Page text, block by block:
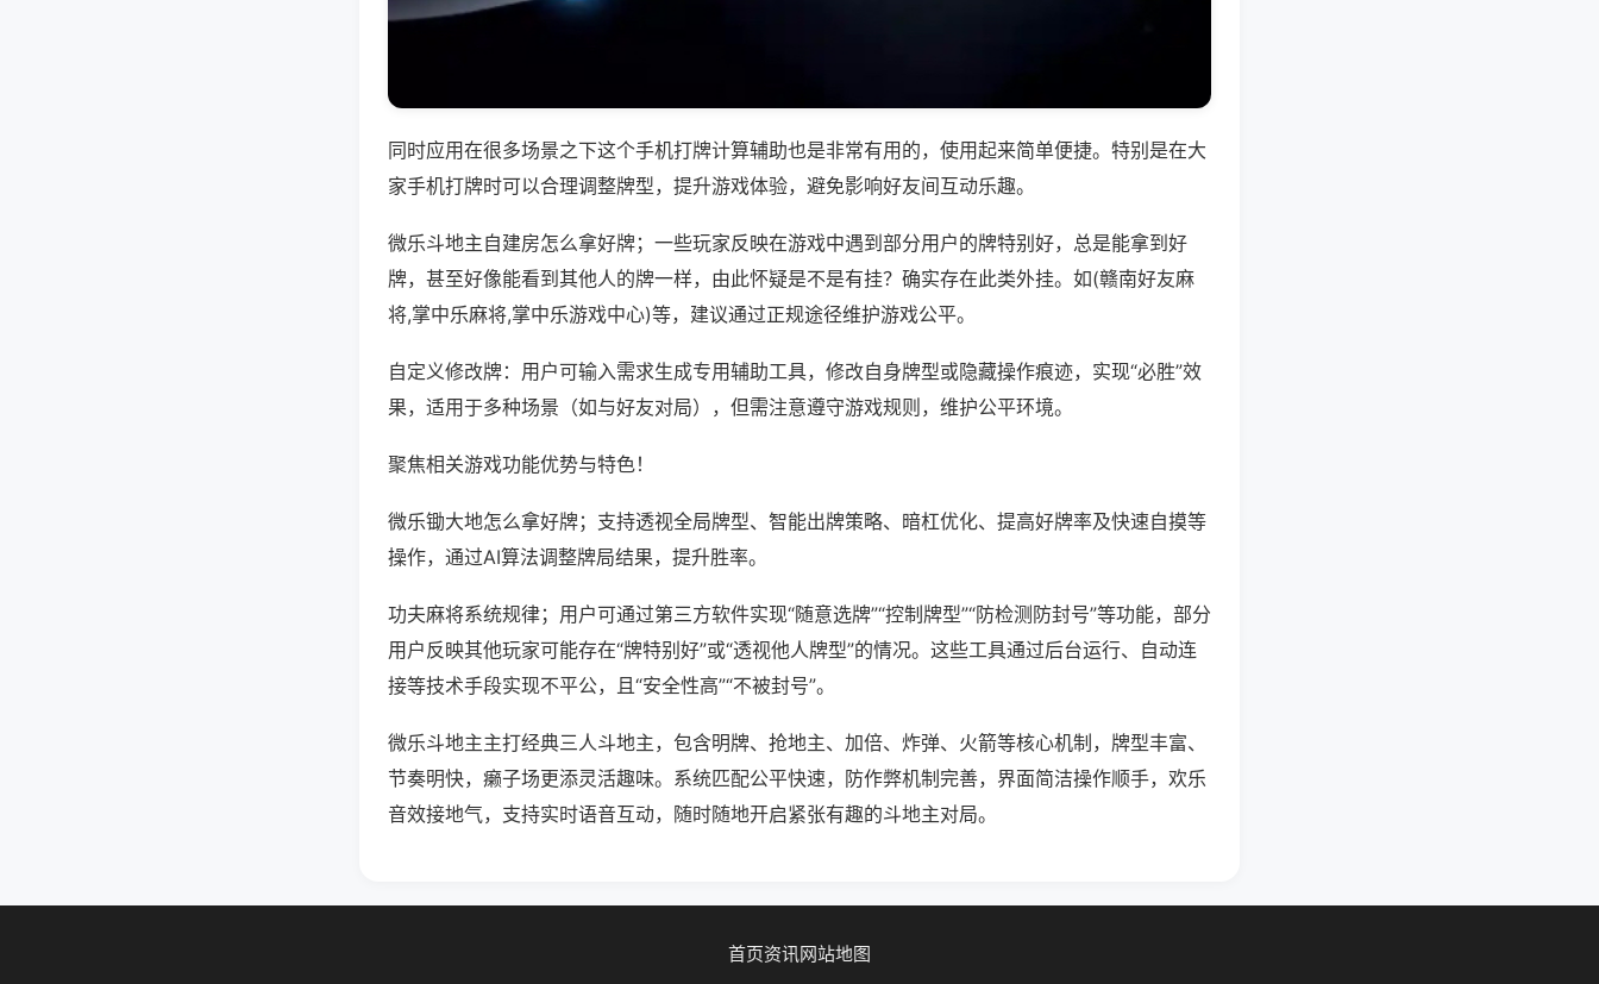
同时应用在很多场景之下这个手机打牌计算辅助也是非常有用的，使用起来简单便捷。特别是在大
家手机打牌时可以合理调整牌型，提升游戏体验，避免影响好友间互动乐趣。
微乐斗地主自建房怎么拿好牌；一些玩家反映在游戏中遇到部分用户的牌特别好，总是能拿到好
牌，甚至好像能看到其他人的牌一样，由此怀疑是不是有挂？确实存在此类外挂。如(赣南好友麻
将,掌中乐麻将,掌中乐游戏中心)等，建议通过正规途径维护游戏公平。
自定义修改牌：用户可输入需求生成专用辅助工具，修改自身牌型或隐藏操作痕迹，实现“必胜”效
果，适用于多种场景（如与好友对局），但需注意遵守游戏规则，维护公平环境。
聚焦相关游戏功能优势与特色！
微乐锄大地怎么拿好牌；支持透视全局牌型、智能出牌策略、暗杠优化、提高好牌率及快速自摸等
操作，通过AI算法调整牌局结果，提升胜率。
功夫麻将系统规律；用户可通过第三方软件实现“随意选牌”“控制牌型”“防检测防封号”等功能，部分
用户反映其他玩家可能存在“牌特别好”或“透视他人牌型”的情况。这些工具通过后台运行、自动连
接等技术手段实现不平公，且“安全性高”“不被封号”。
微乐斗地主主打经典三人斗地主，包含明牌、抢地主、加倍、炸弹、火箭等核心机制，牌型丰富、
节奏明快，癞子场更添灵活趣味。系统匹配公平快速，防作弊机制完善，界面简洁操作顺手，欢乐
音效接地气，支持实时语音互动，随时随地开启紧张有趣的斗地主对局。
首页资讯网站地图